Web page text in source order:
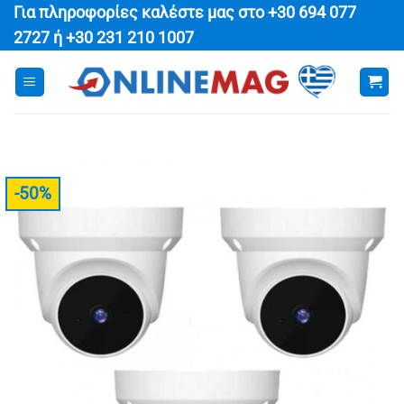
Μετάβαση
στο
περιεχόμενο
Για πληροφορίες καλέστε μας στο +30 694 077
2727 ή +30 231 210 1007
-50%